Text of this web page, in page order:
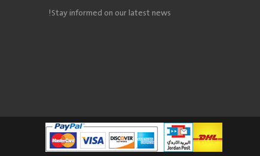
Stay informed on our latest news!